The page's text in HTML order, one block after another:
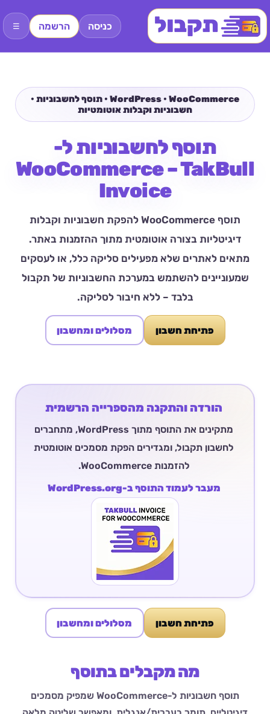
כניסה הרשמה ☰
WordPress • WooCommerce • תוסף לחשבוניות •
חשבוניות וקבלות אוטומטיות
תוסף לחשבוניות ל-
WooCommerce – TakBull
Invoice
תוסף WooCommerce להפקת חשבוניות וקבלות
דיגיטליות בצורה אוטומטית מתוך ההזמנות באתר.
מתאים לאתרים שלא מפעילים סליקה כלל, או לעסקים
שמעוניינים להשתמש במערכת החשבוניות של תקבול
בלבד – ללא חיבור לסליקה.
פתיחת חשבון מסלולים ומחשבון
הורדה והתקנה מהספרייה הרשמית
מתקינים את התוסף מתוך WordPress, מתחברים
לחשבון תקבול, ומגדירים הפקת מסמכים אוטומטית
להזמנות WooCommerce.
מעבר לעמוד התוסף ב-WordPress.org
פתיחת חשבון מסלולים ומחשבון
מה מקבלים בתוסף
תוסף חשבוניות ל-WooCommerce שמפיק מסמכים